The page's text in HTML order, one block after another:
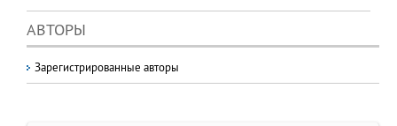
АВТОРЫ
Зарегистрированные авторы